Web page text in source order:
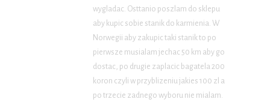
wygladac. Osttanio poszlam do sklepu
aby kupic sobie stanik do karmienia. W
Norwegii aby zakupic taki stanik to po
pierwsze musialam jechac 50 km aby go
dostac, po drugie zaplacic bagatela 200
koron czyli w przyblizeniu jakies 100 zl a
po trzecie zadnego wyboru nie mialam.